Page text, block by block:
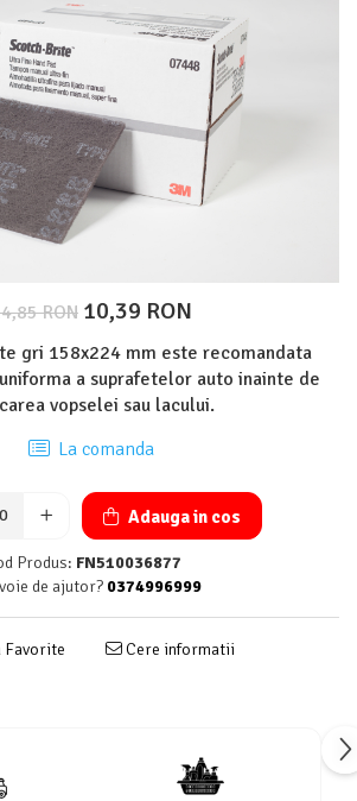
RON 10,39 RON
gri 158x224 mm este recomandata
a suprafetelor auto inainte de
vopselei sau lacului.
La comanda
Adauga in cos
Produs: FN510036877
de ajutor? 0374996999
Favorite Cere informatii